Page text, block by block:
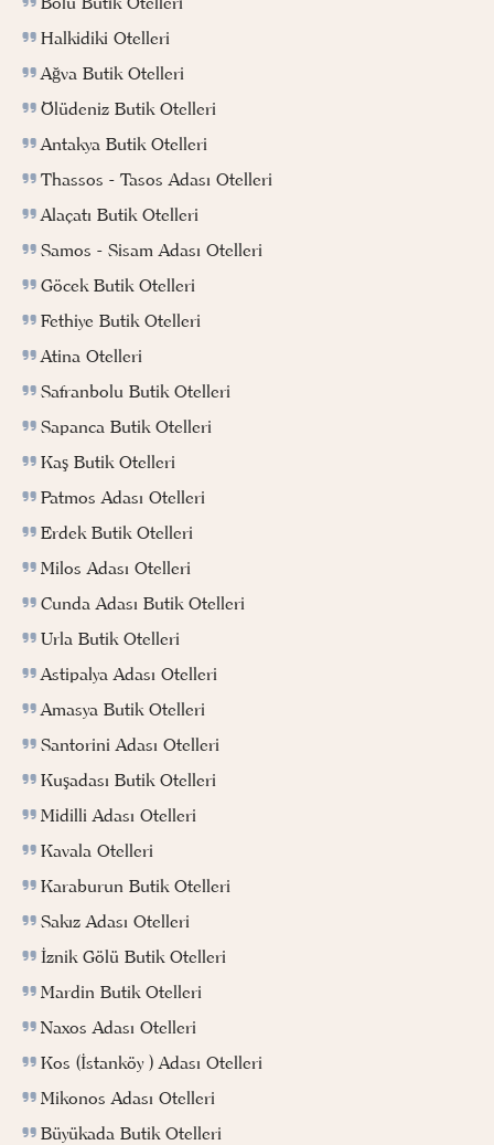
Halkidiki Otelleri
Ağva Butik Otelleri
Ölüdeniz Butik Otelleri
Antakya Butik Otelleri
Thassos - Tasos Adası Otelleri
Alaçatı Butik Otelleri
Samos - Sisam Adası Otelleri
Göcek Butik Otelleri
Fethiye Butik Otelleri
Atina Otelleri
Safranbolu Butik Otelleri
Sapanca Butik Otelleri
Kaş Butik Otelleri
Patmos Adası Otelleri
Erdek Butik Otelleri
Milos Adası Otelleri
Cunda Adası Butik Otelleri
Urla Butik Otelleri
Astipalya Adası Otelleri
Amasya Butik Otelleri
Santorini Adası Otelleri
Kuşadası Butik Otelleri
Midilli Adası Otelleri
Kavala Otelleri
Karaburun Butik Otelleri
Sakız Adası Otelleri
İznik Gölü Butik Otelleri
Mardin Butik Otelleri
Naxos Adası Otelleri
Kos (İstanköy ) Adası Otelleri
Mikonos Adası Otelleri
Büyükada Butik Otelleri